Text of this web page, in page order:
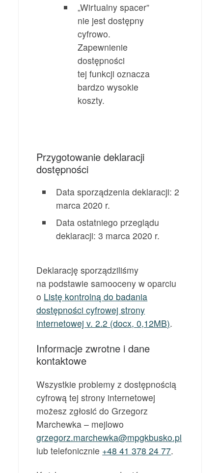
„Wirtualny spacer”
nie jest dostępny
cyfrowo.
Zapewnienie
dostępności
tej funkcji oznacza
bardzo wysokie
koszty.
Przygotowanie deklaracji
dostępności
Data sporządzenia deklaracji:2
marca 2020 r.
Data ostatniego przeglądu
deklaracji:3 marca 2020 r.
Deklarację sporządziliśmy
na podstawie samooceny w oparciu
o Listę kontrolną do badania
dostępności cyfrowej strony
internetowej v. 2.2 (docx, 0,12MB).
Informacje zwrotne i dane
kontaktowe
Wszystkie problemy z dostępnością
cyfrową tej strony internetowej
możesz zgłosić doGrzegorz
Marchewka – mejlowo
grzegorz.marchewka@mpgkbusko.pl
lub telefonicznie +48 41 378 24 77.